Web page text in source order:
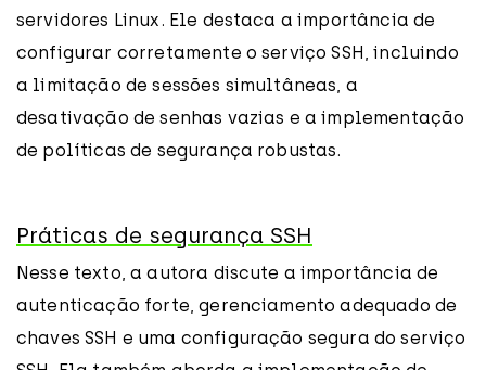
servidores Linux. Ele destaca a importância de
configurar corretamente o serviço SSH, incluindo
a limitação de sessões simultâneas, a
desativação de senhas vazias e a implementação
de políticas de segurança robustas.
Práticas de segurança SSH
Nesse texto, a autora discute a importância de
autenticação forte, gerenciamento adequado de
chaves SSH e uma configuração segura do serviço